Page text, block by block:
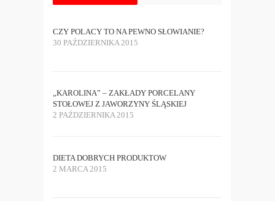
CZY POLACY TO NA PEWNO SŁOWIANIE?
30 PAŹDZIERNIKA 2015
„KAROLINA” – ZAKŁADY PORCELANY
STOŁOWEJ Z JAWORZYNY ŚLĄSKIEJ
2 PAŹDZIERNIKA 2015
DIETA DOBRYCH PRODUKTOW
2 MARCA 2015